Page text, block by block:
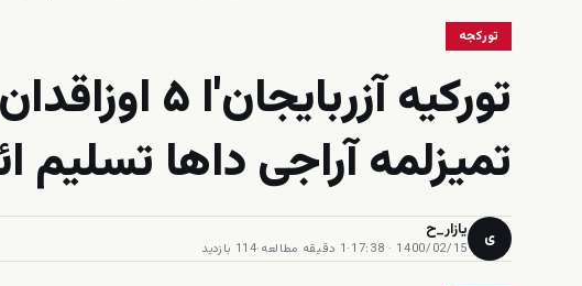
تورکجه
تورکیه
تمیزلمه آراجی داها تسلیم
ی یازار_ح
1400/02/15 · 17:38
·1 دقیقه مطالعه ·114 بازدید